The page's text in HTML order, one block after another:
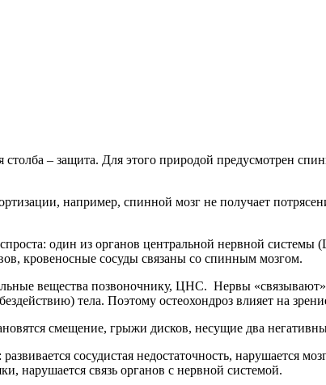
столба – защита. Для этого природой предусмотрен
например, спинной мозг не получает
один из органов центральной нервной
кровеносные сосуды связаны со спинным мозгом.
вещества позвоночнику, ЦНС. Нервы
тела. Поэтому остеохондроз влияет на
смещение, грыжи дисков, несущие два
сосудистая недостаточность, нарушается
нарушается связь органов с нервной системой.